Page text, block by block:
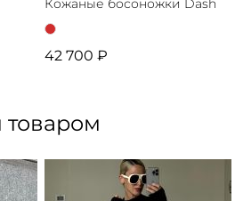
Кожаные босоножки Dash
42 700 ₽
товаром